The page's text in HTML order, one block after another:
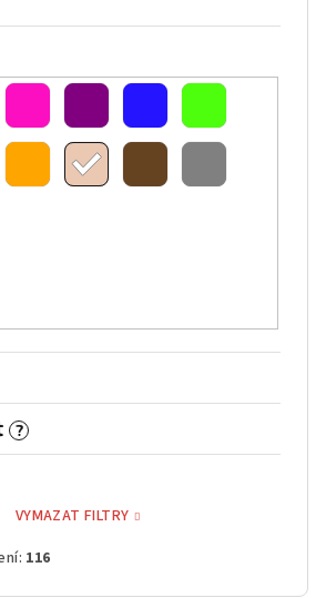
?
VYMAZAT FILTRY
116